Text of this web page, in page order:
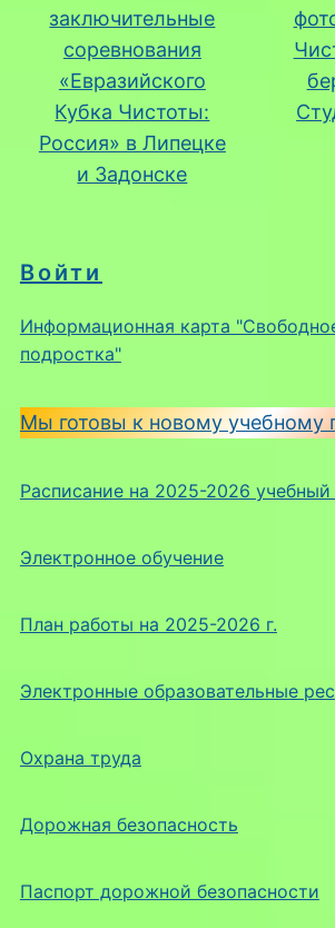
Войти
Информационная карта
подростка"
Мы готовы к новому учебному
Расписание на 2025-2026 учебный
Электронное обучение
План работы на 2025-2026 г.
Электронные образовательные
Охрана труда
Дорожная безопасность
Паспорт дорожной безопасности
заключительные
соревнования
«Евразийского
Кубка Чистоты:
Россия» в Липецке
и Задонске